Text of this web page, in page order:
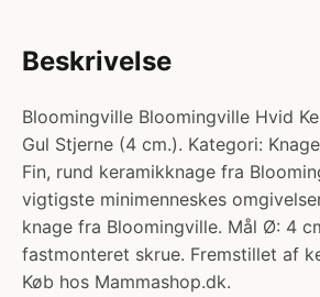
Beskrivelse
Bloomingville Bloomingville Hvid
Gul Stjerne (4 cm.). Kategori:
Fin, rund keramikknage fra
vigtigste minimenneskes
knage fra Bloomingville. Mål Ø: 4
fastmonteret skrue. Fremstillet af
Køb hos Mammashop.dk.